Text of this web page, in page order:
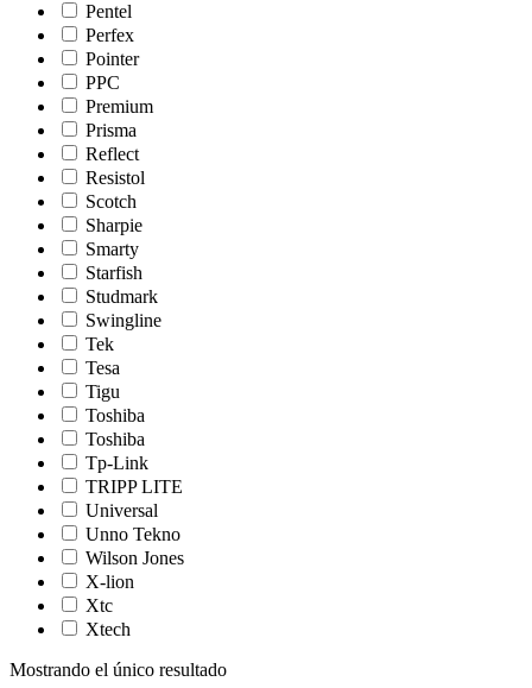
Pentel
Perfex
Pointer
PPC
Premium
Prisma
Reflect
Resistol
Scotch
Sharpie
Smarty
Starfish
Studmark
Swingline
Tek
Tesa
Tigu
Toshiba
Toshiba
Tp-Link
TRIPP LITE
Universal
Unno Tekno
Wilson Jones
X-lion
Xtc
Xtech
Mostrando el único resultado